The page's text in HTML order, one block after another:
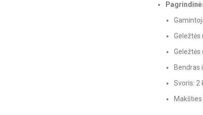
Geležtės
Bendras
Svoris: 2